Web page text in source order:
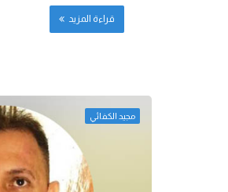
قراءة المزيد
مجيد الكفائي